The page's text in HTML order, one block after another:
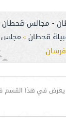
- مجالس قحطان
قحطان > مجلس
يعرض في هذا القسم